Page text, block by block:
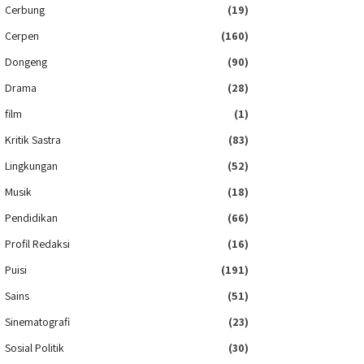
Cerbung
(19)
Cerpen
(160)
Dongeng
(90)
Drama
(28)
film
(1)
Kritik Sastra
(83)
Lingkungan
(52)
Musik
(18)
Pendidikan
(66)
Profil Redaksi
(16)
Puisi
(191)
Sains
(51)
Sinematografi
(23)
Sosial Politik
(30)